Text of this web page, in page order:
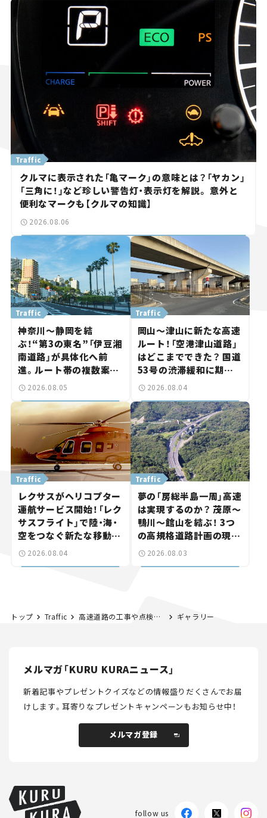
クルマに表示された「亀マーク」の意味とは？「ヤカン」
「三角に！」など珍しい警告灯・表示灯を解説。 意外と
便利なマークも【クルマの知識】
Traffic
2026.08.06
神奈川～静岡を結
ぶ！“第3の東名”「伊豆湘
南道路」が具体化へ前
進。ルート帯の複数案検
討へ。熱海まで信号ゼロ
道路計画】
Traffic
2026.08.05
岡山～津山に新たな高速
ルート！「空港津山道路」
はどこまでできた？ 国道
53号の渋滞緩和に期待。
岡山市側でも動きが【い
Traffic
2026.08.04
レクサスがヘリコプター
運航サービス開始！「レク
サスフライト」で陸・海・
空をつなぐ新たな移動体
験とは
Traffic
2026.08.04
夢の「房総半島一周」高速
は実現するのか？ 茂原～
鴨川～館山を結ぶ！ 3つ
の高規格道路計画の現
状。「館山鴨川道路」で検
Traffic
2026.08.03
トップ Traffic 高速道路の工事や点検を安全にする新製品がすごい！【ハイウェイテクノフェア2019】 ギャラリー
メルマガ「KURU KURAニュース」
新着記事やプレゼントクイズなどの情報盛りだくさんでお届
けします。耳寄りなプレゼントキャンペーンもお知らせ中！
メルマガ登録
follow us